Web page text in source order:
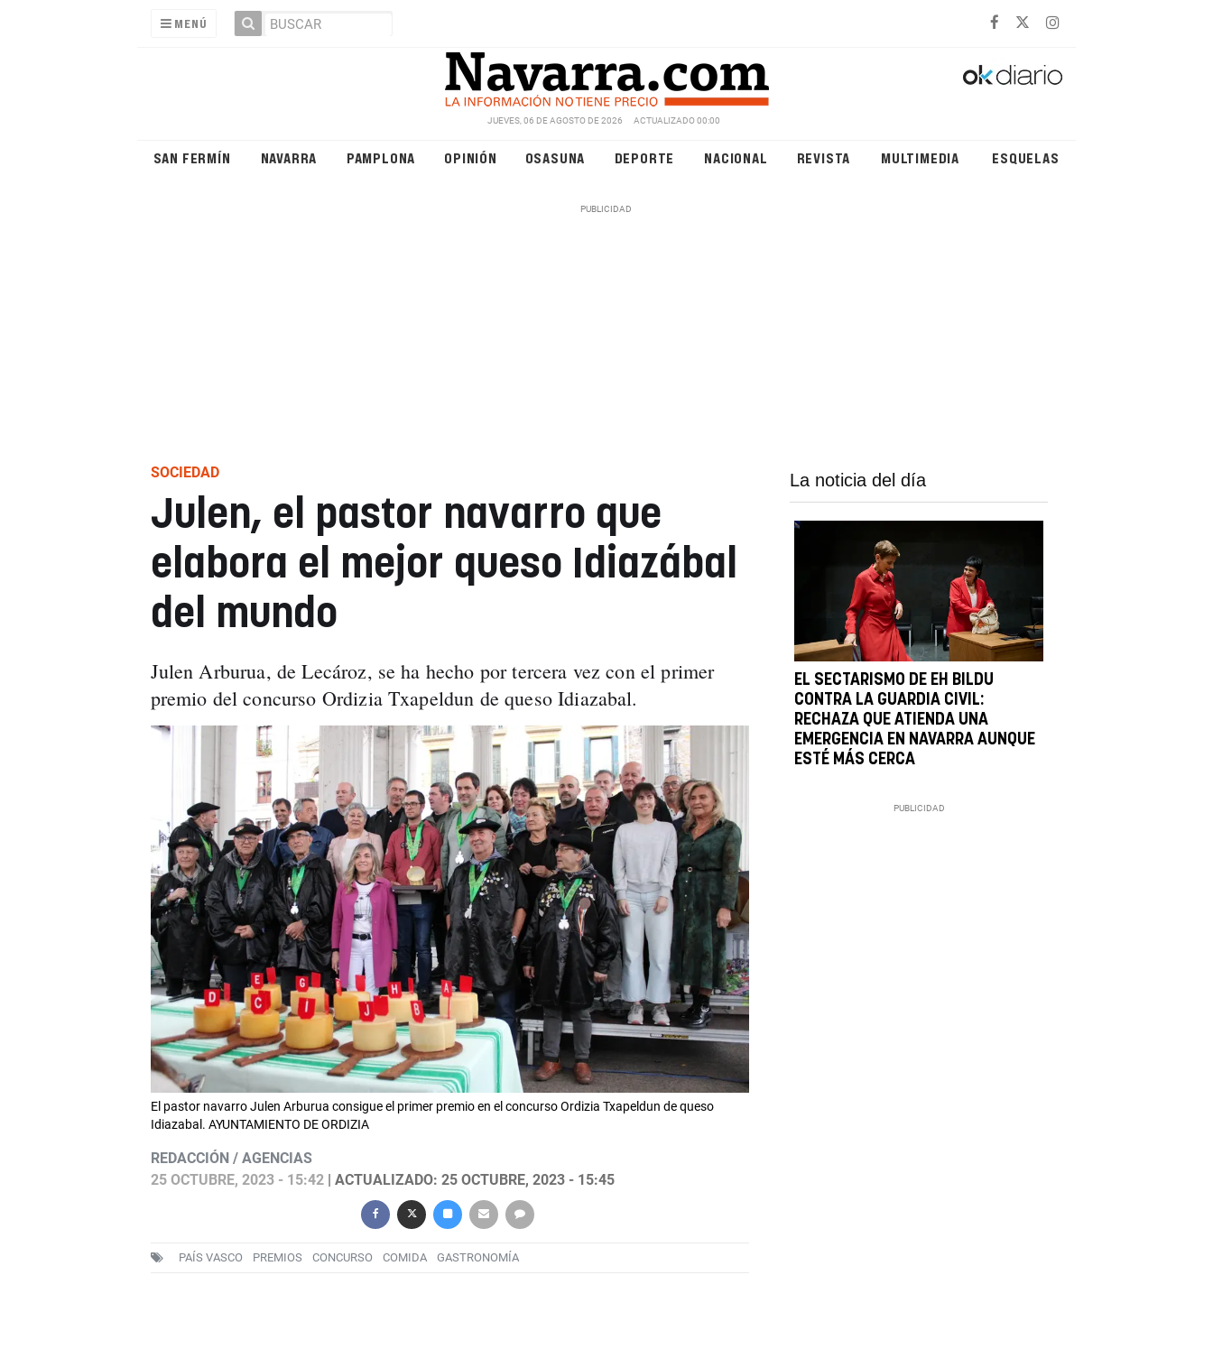
MENÚ
JUEVES, 06 DE AGOSTO DE 2026 ACTUALIZADO 00:00
SAN FERMÍN NAVARRA PAMPLONA OPINIÓN OSASUNA DEPORTE NACIONAL REVISTA MULTIMEDIA ESQUELAS
SOCIEDAD
Julen, el pastor navarro que
elabora el mejor queso Idiazábal
del mundo
Julen Arburua, de Lecároz, se ha hecho por tercera vez con el primer
premio del concurso Ordizia Txapeldun de queso Idiazabal.
El pastor navarro Julen Arburua consigue el primer premio en el concurso Ordizia Txapeldun de queso
Idiazabal. AYUNTAMIENTO DE ORDIZIA
REDACCIÓN / AGENCIAS
25 OCTUBRE, 2023 - 15:42| ACTUALIZADO: 25 OCTUBRE, 2023 - 15:45
PAÍS VASCO PREMIOS CONCURSO COMIDA GASTRONOMÍA
La noticia del día
EL SECTARISMO DE EH BILDU
CONTRA LA GUARDIA CIVIL:
RECHAZA QUE ATIENDA UNA
EMERGENCIA EN NAVARRA AUNQUE
ESTÉ MÁS CERCA